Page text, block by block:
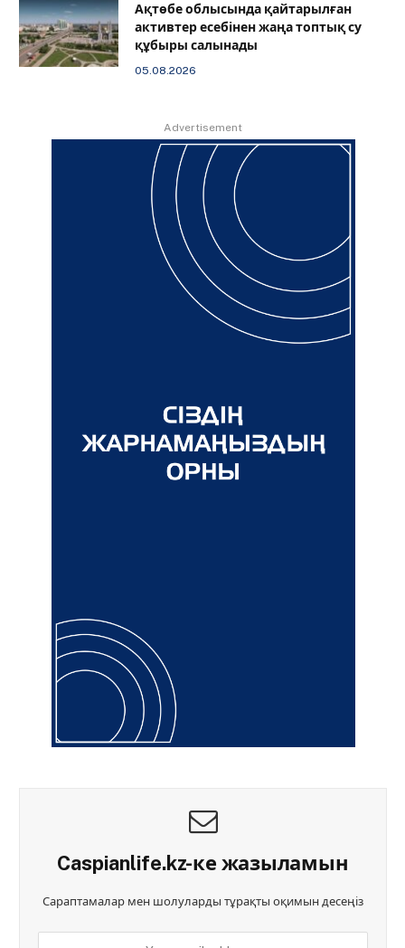
Ақтөбе облысында қайтарылған
активтер есебінен жаңа топтық су
құбыры салынады
05.08.2026
Advertisement
Caspianlife.kz-ке жазыламын
Сараптамалар мен шолуларды тұрақты оқимын десеңіз